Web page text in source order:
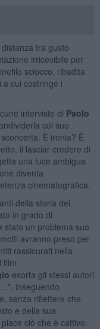
tra gusto
irricevibile per
sciocco, ribadita
a cui costringe i
interviste di Paolo
col suo
È ironia? È
il lasciar credere di
una luce ambigua
diventa
cinematografica.
della storia del
in grado di
stato un problema suo
avranno preso per
rassicurati nella
esorta gli stessi autori
inseguendo
senza riflettere che
e della sua
ciò che è cattivo.